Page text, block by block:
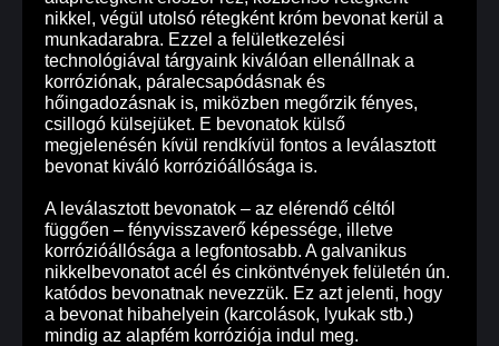
nikkel, végül utolsó rétegként króm bevonat kerül a
munkadarabra. Ezzel a felületkezelési
technológiával tárgyaink kiválóan ellenállnak a
korróziónak, páralecsapódásnak és
hőingadozásnak is, miközben megőrzik fényes,
csillogó külsejüket. E bevonatok külső
megjelenésén kívül rendkívül fontos a leválasztott
bevonat kiváló korrózióállósága is.
A leválasztott bevonatok – az elérendő céltól
függően – fényvisszaverő képessége, illetve
korrózióállósága a legfontosabb. A galvanikus
nikkelbevonatot acél és cinköntvények felületén ún.
katódos bevonatnak nevezzük. Ez azt jelenti, hogy
a bevonat hibahelyein (karcolások, lyukak stb.)
mindig az alapfém korróziója indul meg.